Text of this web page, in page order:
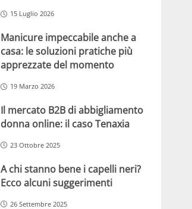
15 Luglio 2026
Manicure impeccabile anche a
casa: le soluzioni pratiche più
apprezzate del momento
19 Marzo 2026
Il mercato B2B di abbigliamento
donna online: il caso Tenaxia
23 Ottobre 2025
A chi stanno bene i capelli neri?
Ecco alcuni suggerimenti
26 Settembre 2025